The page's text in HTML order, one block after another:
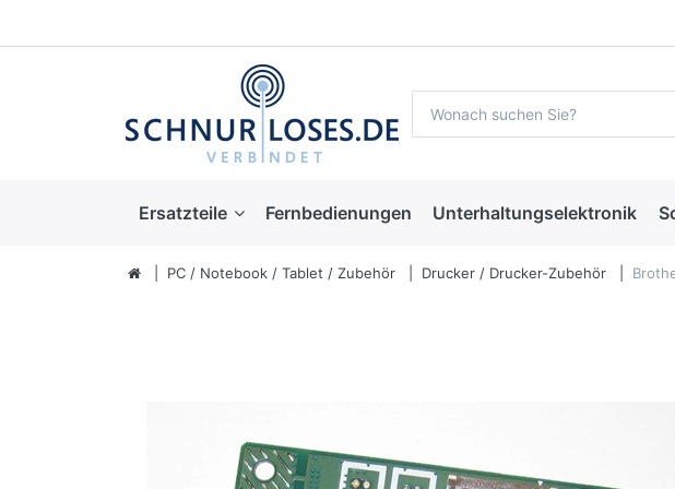
Ersatzteile Fernbedienungen Unterhaltungselektronik
PC / Notebook / Tablet / Zubehör Drucker / Drucker-Zubehör